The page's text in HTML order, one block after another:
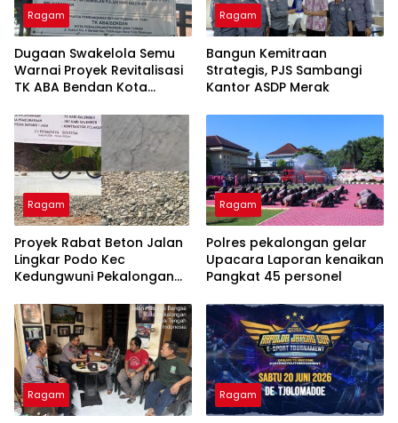
Ragam
Dugaan Swakelola Semu
Warnai Proyek Revitalisasi
TK ABA Bendan Kota
Ragam
Bangun Kemitraan
Strategis, PJS Sambangi
Kantor ASDP Merak
Ragam
Proyek Rabat Beton Jalan
Lingkar Podo Kec
Kedungwuni Pekalongan
Yang Retak dan Oflitan
Jalan Dinilai Berbahaya
Ragam
Polres pekalongan gelar
Upacara Laporan kenaikan
Pangkat 45 personel
Ragam Ragam